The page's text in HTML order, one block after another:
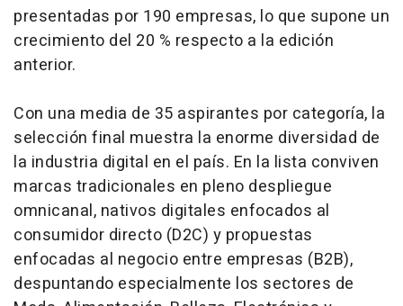
presentadas por 190 empresas, lo que supone un
crecimiento del 20 % respecto a la edición
anterior.
Con una media de 35 aspirantes por categoría, la
selección final muestra la enorme diversidad de
la industria digital en el país. En la lista conviven
marcas tradicionales en pleno despliegue
omnicanal, nativos digitales enfocados al
consumidor directo (D2C) y propuestas
enfocadas al negocio entre empresas (B2B),
despuntando especialmente los sectores de